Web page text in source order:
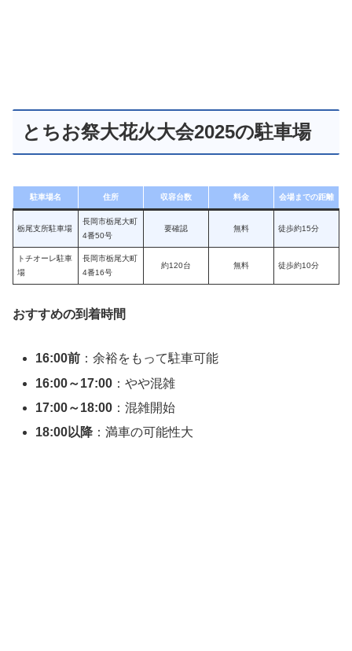
とちお祭大花火大会2025の駐車場
駐車場名 住所 収容台数 料金 会場までの距離
栃尾支所駐車場
長岡市栃尾大町
4番50号
要確認 無料 徒歩約15分
トチオーレ駐車
場
長岡市栃尾大町
4番16号
約120台 無料 徒歩約10分
おすすめの到着時間
16:00前 ：余裕をもって駐車可能
16:00～17:00 ：やや混雑
17:00～18:00 ：混雑開始
18:00以降 ：満車の可能性大